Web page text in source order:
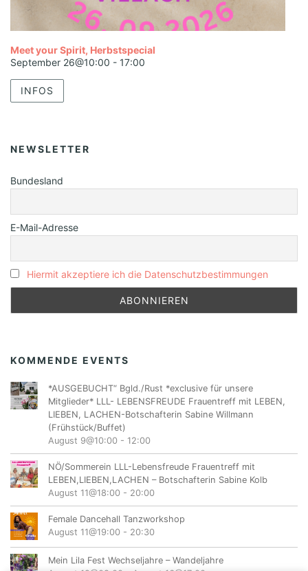
Meet your Spirit, Herbstspecial
September 26@10:00 - 17:00
INFOS
NEWSLETTER
Bundesland
E-Mail-Adresse
Hiermit akzeptiere ich die Datenschutzbestimmungen
KOMMENDE EVENTS
*AUSGEBUCHT“ Bgld./Rust *exclusive für unsere
Mitglieder* LLL- LEBENSFREUDE Frauentreff mit LEBEN,
LIEBEN, LACHEN-Botschafterin Sabine Willmann
(Frühstück/Buffet)
August 9@10:00 - 12:00
NÖ/Sommerein LLL-Lebensfreude Frauentreff mit
LEBEN,LIEBEN,LACHEN – Botschafterin Sabine Kolb
August 11@18:00 - 20:00
Female Dancehall Tanzworkshop
August 11@19:00 - 20:30
Mein Lila Fest Wechseljahre – Wandeljahre